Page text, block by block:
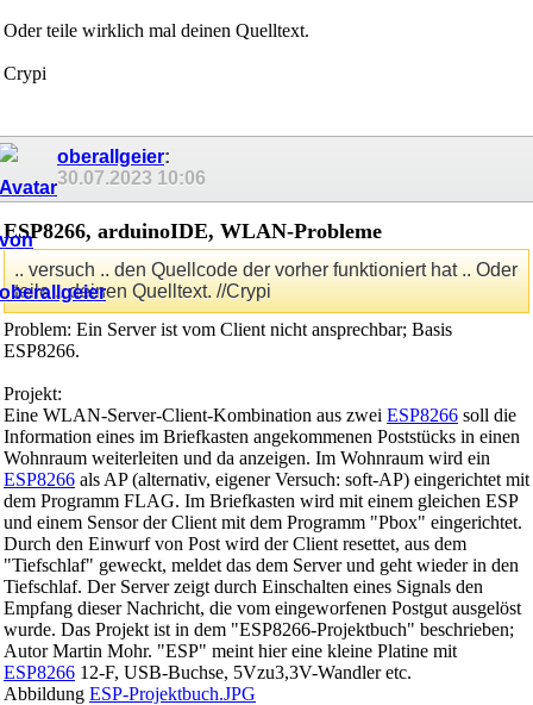
Oder teile wirklich mal deinen Quelltext.
Crypi
oberallgeier:
30.07.2023 10:06
ESP8266, arduinoIDE, WLAN-Probleme
.. versuch .. den Quellcode der vorher funktioniert hat .. Oder
teile .. deinen Quelltext. //Crypi
Problem: Ein Server ist vom Client nicht ansprechbar; Basis
ESP8266.
Projekt:
Eine WLAN-Server-Client-Kombination aus zwei ESP8266 soll die
Information eines im Briefkasten angekommenen Poststücks in einen
Wohnraum weiterleiten und da anzeigen. Im Wohnraum wird ein
ESP8266 als AP (alternativ, eigener Versuch: soft-AP) eingerichtet mit
dem Programm FLAG. Im Briefkasten wird mit einem gleichen ESP
und einem Sensor der Client mit dem Programm "Pbox" eingerichtet.
Durch den Einwurf von Post wird der Client resettet, aus dem
"Tiefschlaf" geweckt, meldet das dem Server und geht wieder in den
Tiefschlaf. Der Server zeigt durch Einschalten eines Signals den
Empfang dieser Nachricht, die vom eingeworfenen Postgut ausgelöst
wurde. Das Projekt ist in dem "ESP8266-Projektbuch" beschrieben;
Autor Martin Mohr. "ESP" meint hier eine kleine Platine mit
ESP8266 12-F, USB-Buchse, 5Vzu3,3V-Wandler etc.
Abbildung ESP-Projektbuch.JPG